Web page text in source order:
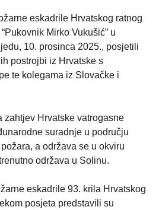
eskadrile Hrvatskog ratnog
Mirko Vukušić” u
10. prosinca 2025., posjetili
postrojbi iz Hrvatske s
te kolegama iz Slovačke i
zahtjev Hrvatske vatrogasne
suradnje u području
a održava se u okviru
održava u Solinu.
eskadrile 93. krila Hrvatskog
posjeta predstavili su